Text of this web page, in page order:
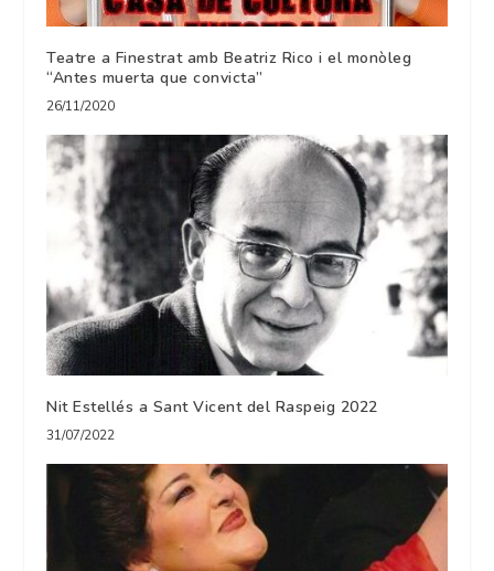
Teatre a Finestrat amb Beatriz Rico i el monòleg
“Antes muerta que convicta”
26/11/2020
Nit Estellés a Sant Vicent del Raspeig 2022
31/07/2022